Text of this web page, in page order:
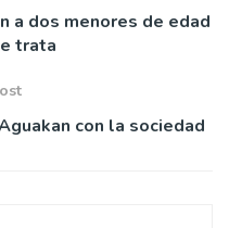
a dos menores de edad
trata
con la sociedad